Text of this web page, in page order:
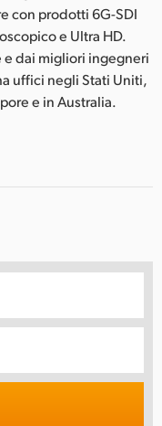
con prodotti 6G-SDI
e Ultra HD.
dai migliori ingegneri
uffici negli Stati Uniti,
e in Australia.